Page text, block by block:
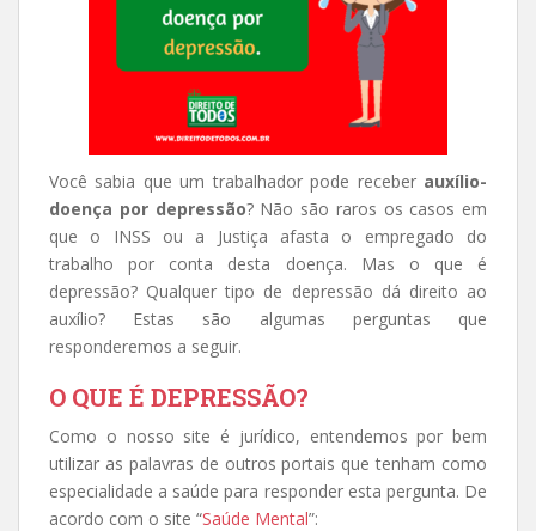
Você sabia que um trabalhador pode receber auxílio-
doença por depressão? Não são raros os casos em
que o INSS ou a Justiça afasta o empregado do
trabalho por conta desta doença. Mas o que é
depressão? Qualquer tipo de depressão dá direito ao
auxílio? Estas são algumas perguntas que
responderemos a seguir.
O QUE É DEPRESSÃO?
Como o nosso site é jurídico, entendemos por bem
utilizar as palavras de outros portais que tenham como
especialidade a saúde para responder esta pergunta. De
acordo com o site “Saúde Mental”: